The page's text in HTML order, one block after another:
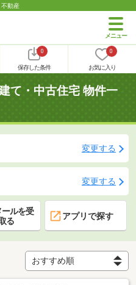
不動産
0
保存した条件
0
お気に入り
て・中古住宅 物件一
変更する
変更する
ールを受
る
アプリで探す